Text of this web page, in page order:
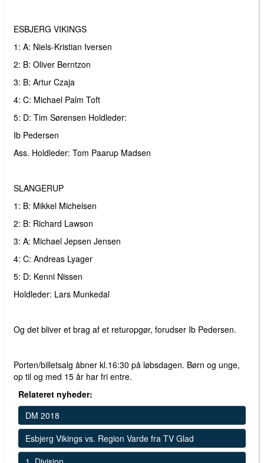
ESBJERG VIKINGS
1: A: Niels-Kristian Iversen
2: B: Oliver Berntzon
3: B: Artur Czaja
4: C: Michael Palm Toft
5: D: Tim Sørensen Holdleder:
Ib Pedersen
Ass. Holdleder: Tom Paarup Madsen
SLANGERUP
1: B: Mikkel Michelsen
2: B: Richard Lawson
3: A: Michael Jepsen Jensen
4: C: Andreas Lyager
5: D: Kenni Nissen
Holdleder: Lars Munkedal
Og det bliver et brag af et returopgør, forudser Ib Pedersen.
Porten/billetsalg åbner kl.16:30 på løbsdagen. Børn og unge,
op til og med 15 år har fri entre.
Relateret nyheder:
DM 2018
Esbjerg Vikings vs. Region Varde fra TV Glad